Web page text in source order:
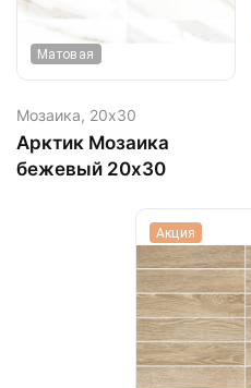
Матовая
Мозаика, 20х30
Арктик Мозаика
бежевый 20х30
Акция